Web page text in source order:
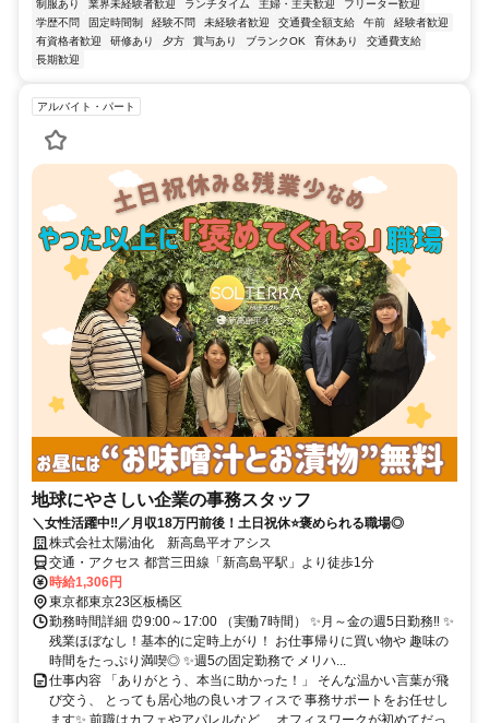
制服あり 業界未経験者歓迎 ランチタイム 主婦・主夫歓迎
フリーター歓迎
学歴不問
固定時間制 経験不問 未経験者歓迎 交通費全額支給 午前
経験者歓迎
有資格者歓迎
研修あり 夕方 賞与あり ブランクOK 育休あり
交通費支給
長期歓迎
アルバイト・パート
地球にやさしい企業の事務スタッフ
＼女性活躍中‼／月収18万円前後！土日祝休⭐褒められる職場◎
株式会社太陽油化 新高島平オアシス
交通・アクセス 都営三田線「新高島平駅」より徒歩1分
時給1,306円
東京都東京23区板橋区
勤務時間詳細 ⏰9:00～17:00 （実働7時間） ✨月～金の週5日勤務‼ ✨
残業ほぼなし！基本的に定時上がり！ お仕事帰りに買い物や 趣味の
時間をたっぷり満喫◎ ✨週5の固定勤務で メリハ...
仕事内容 「ありがとう、本当に助かった！」 そんな温かい言葉が飛
び交う、 とっても居心地の良いオフィスで 事務サポートをお任せし
ます✨ 前職はカフェやアパレルなど、 オフィスワークが初めてだっ